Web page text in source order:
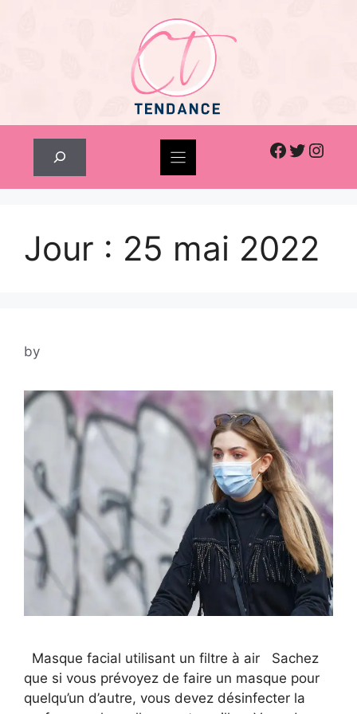
Facebook
Twitter
Jour : 25 mai 2022
by
Masque facial utilisant un filtre à air Sachez
que si vous prévoyez de faire un masque pour
quelqu’un d’autre, vous devez désinfecter la